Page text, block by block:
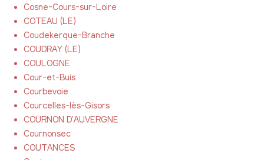
Cosne-Cours-sur-Loire
COTEAU (LE)
Coudekerque-Branche
COUDRAY (LE)
COULOGNE
Cour-et-Buis
Courbevoie
Courcelles-lès-Gisors
COURNON D'AUVERGNE
Cournonsec
COUTANCES